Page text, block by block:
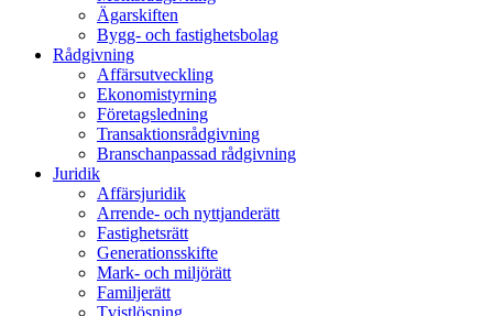
Ägarskiften
Bygg- och fastighetsbolag
Rådgivning
Affärsutveckling
Ekonomistyrning
Företagsledning
Transaktionsrådgivning
Branschanpassad rådgivning
Juridik
Affärsjuridik
Arrende- och nyttjanderätt
Fastighetsrätt
Generationsskifte
Mark- och miljörätt
Familjerätt
Tvistlösning